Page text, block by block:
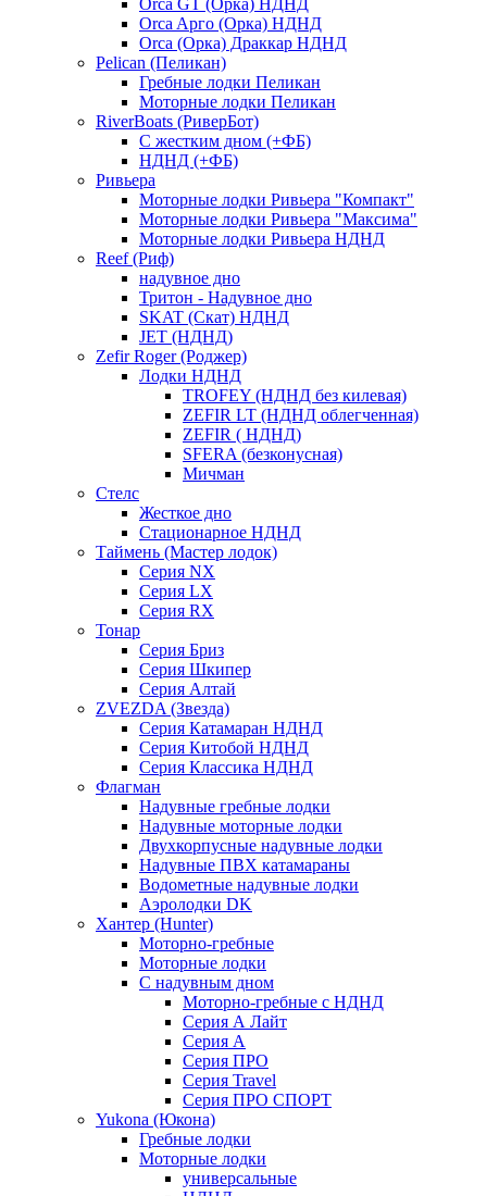
Orca Aрго (Орка) НДНД
Orca (Орка) Драккар НДНД
Pelican (Пеликан)
Гребные лодки Пеликан
Моторные лодки Пеликан
RiverBoats (РиверБот)
С жестким дном (+ФБ)
НДНД (+ФБ)
Ривьера
Моторные лодки Ривьера "Компакт"
Моторные лодки Ривьера "Максима"
Моторные лодки Ривьера НДНД
Reef (Риф)
надувное дно
Тритон - Надувное дно
SKAT (Скат) НДНД
JET (НДНД)
Zefir Roger (Роджер)
Лодки НДНД
TROFEY (НДНД без килевая)
ZEFIR LT (НДНД облегченная)
ZEFIR ( НДНД)
SFERA (безконусная)
Мичман
Стелс
Жесткое дно
Стационарное НДНД
Таймень (Мастер лодок)
Серия NX
Серия LX
Серия RX
Тонар
Серия Бриз
Серия Шкипер
Серия Алтай
ZVEZDA (Звезда)
Серия Катамаран НДНД
Серия Китобой НДНД
Серия Классика НДНД
Флагман
Надувные гребные лодки
Надувные моторные лодки
Двухкорпусные надувные лодки
Надувные ПВХ катамараны
Водометные надувные лодки
Аэролодки DK
Хантер (Hunter)
Моторно-гребные
Моторные лодки
С надувным дном
Моторно-гребные с НДНД
Серия А Лайт
Серия А
Серия ПРО
Серия Travel
Серия ПРО СПОРТ
Yukona (Юкона)
Гребные лодки
Моторные лодки
универсальные